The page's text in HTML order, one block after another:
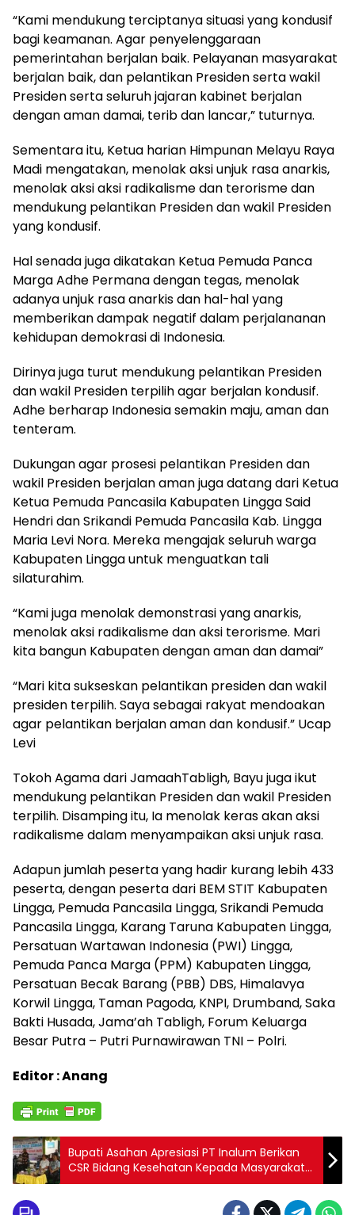
“Kami mendukung terciptanya situasi yang kondusif
bagi keamanan. Agar penyelenggaraan
pemerintahan berjalan baik. Pelayanan masyarakat
berjalan baik, dan pelantikan Presiden serta wakil
Presiden serta seluruh jajaran kabinet berjalan
dengan aman damai, terib dan lancar,” tuturnya.
Sementara itu, Ketua harian Himpunan Melayu Raya
Madi mengatakan, menolak aksi unjuk rasa anarkis,
menolak aksi aksi radikalisme dan terorisme dan
mendukung pelantikan Presiden dan wakil Presiden
yang kondusif.
Hal senada juga dikatakan Ketua Pemuda Panca
Marga Adhe Permana dengan tegas, menolak
adanya unjuk rasa anarkis dan hal-hal yang
memberikan dampak negatif dalam perjalananan
kehidupan demokrasi di Indonesia.
Dirinya juga turut mendukung pelantikan Presiden
dan wakil Presiden terpilih agar berjalan kondusif.
Adhe berharap Indonesia semakin maju, aman dan
tenteram.
Dukungan agar prosesi pelantikan Presiden dan
wakil Presiden berjalan aman juga datang dari Ketua
Ketua Pemuda Pancasila Kabupaten Lingga Said
Hendri dan Srikandi Pemuda Pancasila Kab. Lingga
Maria Levi Nora. Mereka mengajak seluruh warga
Kabupaten Lingga untuk menguatkan tali
silaturahim.
“Kami juga menolak demonstrasi yang anarkis,
menolak aksi radikalisme dan aksi terorisme. Mari
kita bangun Kabupaten dengan aman dan damai”
“Mari kita sukseskan pelantikan presiden dan wakil
presiden terpilih. Saya sebagai rakyat mendoakan
agar pelantikan berjalan aman dan kondusif.” Ucap
Levi
Tokoh Agama dari JamaahTabligh, Bayu juga ikut
mendukung pelantikan Presiden dan wakil Presiden
terpilih. Disamping itu, Ia menolak keras akan aksi
radikalisme dalam menyampaikan aksi unjuk rasa.
Adapun jumlah peserta yang hadir kurang lebih 433
peserta, dengan peserta dari BEM STIT Kabupaten
Lingga, Pemuda Pancasila Lingga, Srikandi Pemuda
Pancasila Lingga, Karang Taruna Kabupaten Lingga,
Persatuan Wartawan Indonesia (PWI) Lingga,
Pemuda Panca Marga (PPM) Kabupaten Lingga,
Persatuan Becak Barang (PBB) DBS, Himalavya
Korwil Lingga, Taman Pagoda, KNPI, Drumband, Saka
Bakti Husada, Jama’ah Tabligh, Forum Keluarga
Besar Putra – Putri Purnawirawan TNI – Polri.
Editor : Anang
Bupati Asahan Apresiasi PT Inalum Berikan
CSR Bidang Kesehatan Kepada Masyarakat
Aek Songsongan